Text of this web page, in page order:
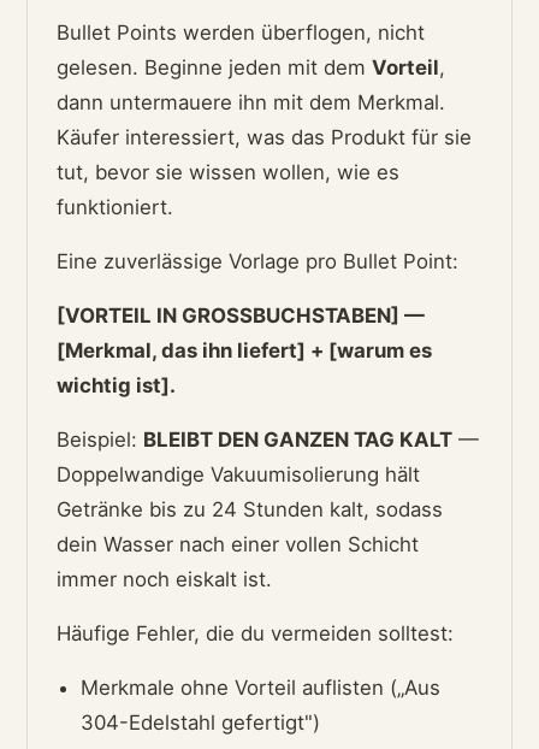
Bullet Points werden überflogen, nicht
gelesen. Beginne jeden mit demVorteil,
dann untermauere ihn mit dem Merkmal.
Käufer interessiert, was das Produkt für sie
tut, bevor sie wissen wollen, wie es
funktioniert.
Eine zuverlässige Vorlage pro Bullet Point:
[VORTEIL IN GROSSBUCHSTABEN] —
[Merkmal, das ihn liefert] + [warum es
wichtig ist].
Beispiel: BLEIBT DEN GANZEN TAG KALT —
Doppelwandige Vakuumisolierung hält
Getränke bis zu 24 Stunden kalt, sodass
dein Wasser nach einer vollen Schicht
immer noch eiskalt ist.
Häufige Fehler, die du vermeiden solltest:
Merkmale ohne Vorteil auflisten („Aus
304-Edelstahl gefertigt")